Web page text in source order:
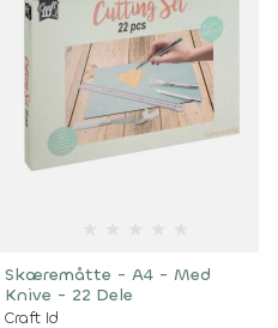
Skæremåtte - A4 - Med
Knive - 22 Dele
Craft Id